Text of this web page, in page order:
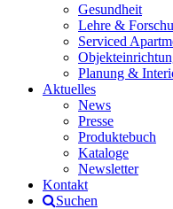
Gesundheit
Lehre &
Serviced
Planung &
Aktuelles
News
Presse
Produktebuch
Kataloge
Newsletter
Kontakt
Suchen